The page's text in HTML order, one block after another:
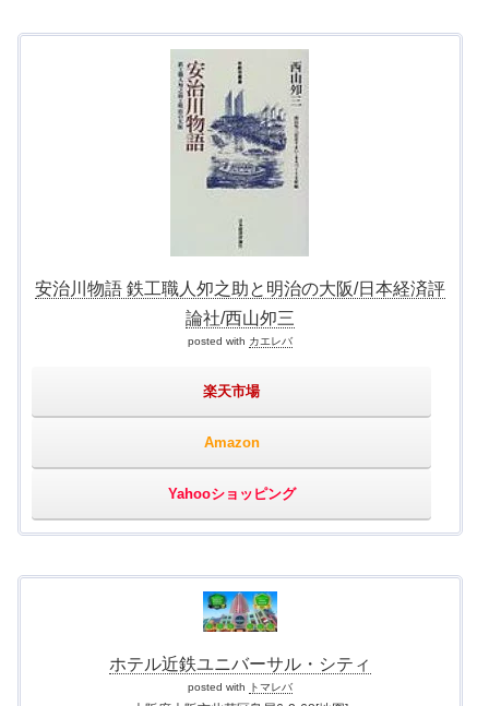
安治川物語 鉄工職人夘之助と明治の大阪/日本経済評
論社/西山夘三
posted with カエレバ
楽天市場
Amazon
Yahooショッピング
ホテル近鉄ユニバーサル・シティ
posted with トマレバ